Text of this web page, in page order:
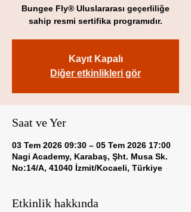
Bungee Fly®️ Uluslararası geçerliliğe
sahip resmi sertifika programıdır.
Kayıt Kapalı
Diğer etkinlikleri gör
Saat ve Yer
03 Tem 2026 09:30 – 05 Tem 2026 17:00
Nagi Academy, Karabaş, Şht. Musa Sk.
No:14/A, 41040 İzmit/Kocaeli, Türkiye
Etkinlik hakkında